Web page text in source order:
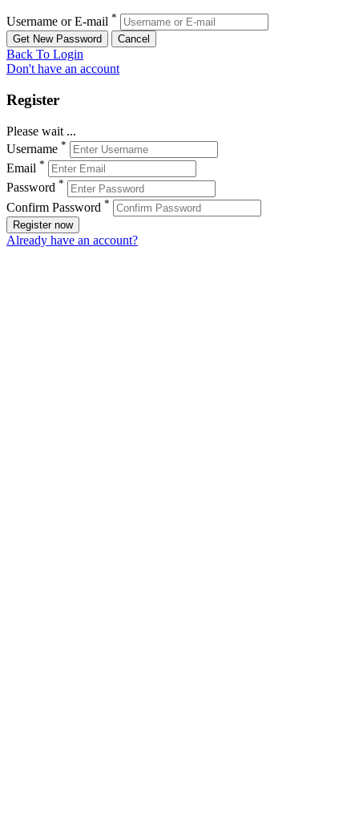
Username or E-mail *
Back To Login
Don't have an account
Register
Please wait ...
Username *
Email *
Password *
Confirm Password *
Register now
Already have an account?